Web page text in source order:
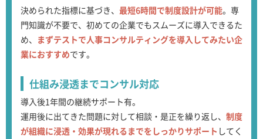
決められた指標に基づき、 最短6時間で制度設計が可能。専
門知識が不要で、初めての企業でもスムーズに導入できるた
め、 まずテストで人事コンサルティングを導入してみたい企
業におすすめです。
仕組み浸透までコンサル対応
導入後1年間の継続サポート有。
運用後に出てきた問題に対して相談・是正を繰り返し、 制度
が組織に浸透・効果が現れるまでをしっかりサポート してく